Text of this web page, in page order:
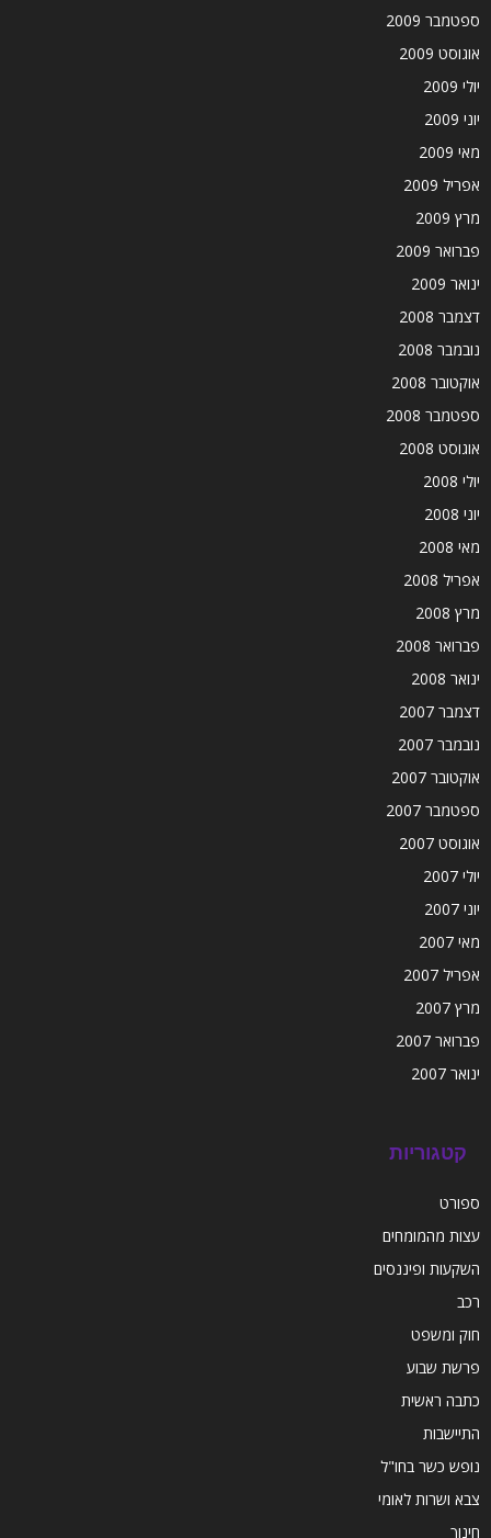
ספטמבר 2009
אוגוסט 2009
יולי 2009
יוני 2009
מאי 2009
אפריל 2009
מרץ 2009
פברואר 2009
ינואר 2009
דצמבר 2008
נובמבר 2008
אוקטובר 2008
ספטמבר 2008
אוגוסט 2008
יולי 2008
יוני 2008
מאי 2008
אפריל 2008
מרץ 2008
פברואר 2008
ינואר 2008
דצמבר 2007
נובמבר 2007
אוקטובר 2007
ספטמבר 2007
אוגוסט 2007
יולי 2007
יוני 2007
מאי 2007
אפריל 2007
מרץ 2007
פברואר 2007
ינואר 2007
קטגוריות
ספורט
עצות מהמומחים
השקעות ופיננסים
רכב
חוק ומשפט
פרשת שבוע
כתבה ראשית
התיישבות
נופש כשר בחו"ל
צבא ושרות לאומי
חינוך